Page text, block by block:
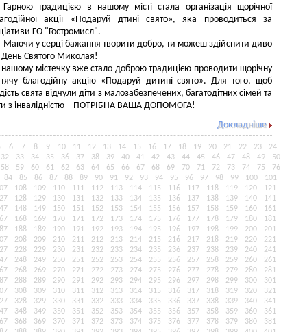
Гарною традицією в нашому місті стала організація щорічної
акції «Подаруй дтині свято», яка проводиться за
ГО "Гостромисл".
Маючи у серцi бажання творити добро, ти можеш здiйснити диво
День Святого Миколая!
нашому містечку вже стало доброю традицією проводити щорічну
благодійну акцію «Подаруй дитині свято». Для того, щоб
свята відчули діти з малозабезпечених, багатодітних сімей та
з інвалідністю – ПОТРІБНА ВАША ДОПОМОГА!
Докладніше
6 7 8 9 10 11 12 13 14 15 16 17 18 19 20 21 22 23
24
32 33 34 35 36 37 38 39 40 41 42 43 44 45 46 47 48 49
50
58 59 60 61 62 63 64 65 66 67 68 69 70 71 72 73 74 75
76
84 85 86 87 88 89 90 91 92 93 94 95 96 97 98 99 100
101
108 109 110 111 112 113 114 115 116 117 118 119 120
121
128 129 130 131 132 133 134 135 136 137 138 139 140
141
148 149 150 151 152 153 154 155 156 157 158 159 160
161
168 169 170 171 172 173 174 175 176 177 178 179 180
181
188 189 190 191 192 193 194 195 196 197 198 199 200
201
208 209 210 211 212 213 214 215 216 217 218 219 220
221
228 229 230 231 232 233 234 235 236 237 238 239 240
241
248 249 250 251 252 253 254 255 256 257 258 259 260
261
268 269 270 271 272 273 274 275 276 277 278 279 280
281
288 289 290 291 292 293 294 295 296 297 298 299 300
301
308 309 310 311 312 313 314 315 316 317 318 319 320
321
328 329 330 331 332 333 334 335 336 337 338 339 340
341
348 349 350 351 352 353 354 355 356 357 358 359 360
361
368 369 370 371 372 373 374 375 376 377 378 379 380
381